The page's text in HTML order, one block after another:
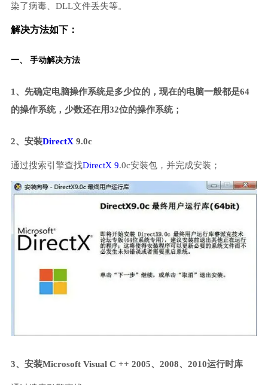
染了病毒、DLL文件丢失等。
解决方法如下：
一、 手动解决方法
1、先确定电脑操作系统是多少位的，现在的电脑一般都是64
的操作系统，少数还在用32位的操作系统；
2、安装DirectX 9.0c
通过搜索引擎查找DirectX 9.0c安装包，并完成安装；
3、安装Microsoft Visual C ++ 2005、2008、2010运行时库